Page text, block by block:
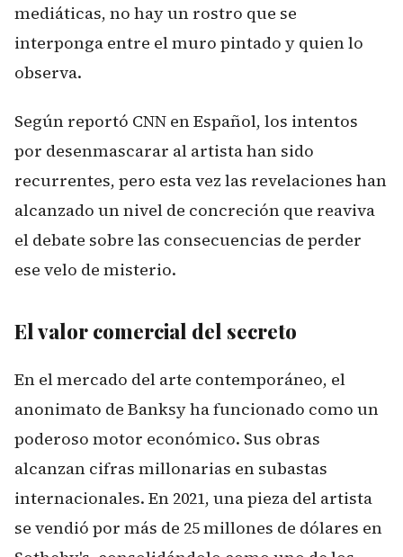
mediáticas, no hay un rostro que se
interponga entre el muro pintado y quien lo
observa.
Según reportó CNN en Español, los intentos
por desenmascarar al artista han sido
recurrentes, pero esta vez las revelaciones han
alcanzado un nivel de concreción que reaviva
el debate sobre las consecuencias de perder
ese velo de misterio.
El valor comercial del secreto
En el mercado del arte contemporáneo, el
anonimato de Banksy ha funcionado como un
poderoso motor económico. Sus obras
alcanzan cifras millonarias en subastas
internacionales. En 2021, una pieza del artista
se vendió por más de 25 millones de dólares en